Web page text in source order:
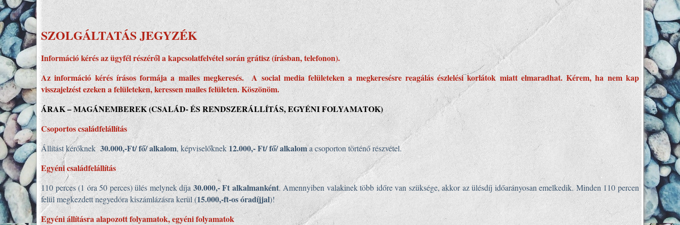
SZOLGÁLTATÁS JEGYZÉK
Információ kérés az ügyfél részéről a kapcsolatfelvétel során grátisz (írásban, telefonon).
Az információ kérés írásos formája a mailes megkeresés. A social media felületeken a megkeresésre reagálás észlelési korlátok miatt elmaradhat. Kérem, ha nem kap
visszajelzést ezeken a felületeken, keressen mailes felületen. Köszönöm.
ÁRAK – MAGÁNEMBEREK (CSALÁD- ÉS RENDSZERÁLLÍTÁS, EGYÉNI FOLYAMATOK)
Csoportos családfelállítás
Állítást kérőknek30.000,-Ft/ fő/ alkalom, képviselőknek12.000,- Ft/ fő/ alkaloma csoporton történő részvétel.
Egyéni családfelállítás
110 perces (1 óra 50 perces) ülés melynek díja30.000,- Ft alkalmanként. Amennyiben valakinek több időre van szüksége, akkor az ülésdíj időarányosan emelkedik. Minden 110 percen
felül megkezdett negyedóra kiszámlázásra kerül (15.000,-ft-os óradíjjal)!
Egyéni állításra alapozott folyamatok, egyéni folyamatok